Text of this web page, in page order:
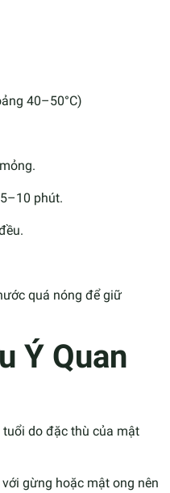
40–50°C)
phút.
quá nóng để giữ
Ý Quan
do đặc thù của mật
gừng hoặc mật ong nên